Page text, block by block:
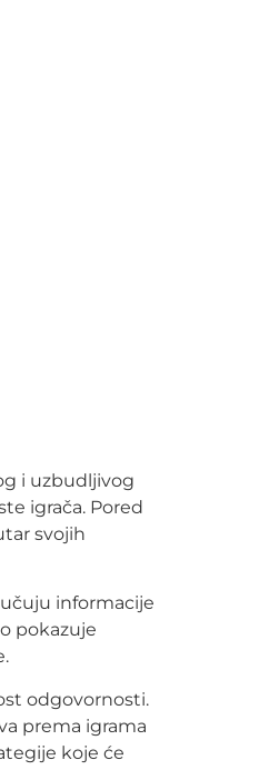
i uzbudljivog
igrača. Pored
svojih
informacije
pokazuje
odgovornosti.
prema igrama
koje će